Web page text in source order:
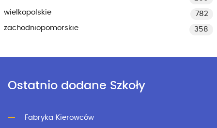
wielkopolskie
782
zachodniopomorskie
358
Ostatnio dodane Szkoły
Fabryka Kierowców